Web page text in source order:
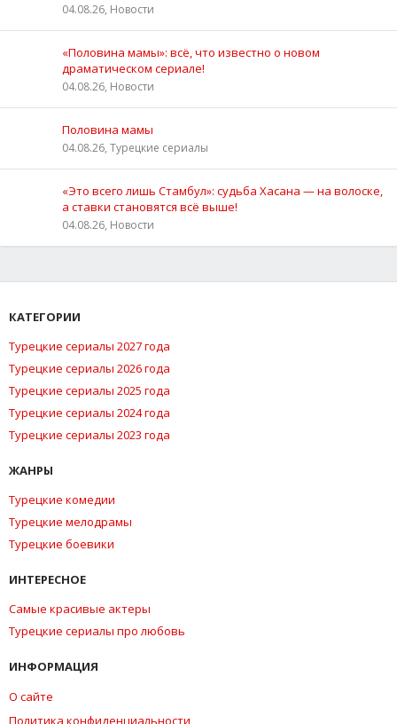
04.08.26, Новости
«Половина мамы»: всё, что известно о новом
драматическом сериале!
04.08.26, Новости
Половина мамы
04.08.26, Турецкие сериалы
«Это всего лишь Стамбул»: судьба Хасана — на волоске,
а ставки становятся всё выше!
04.08.26, Новости
КАТЕГОРИИ
Турецкие сериалы 2027 года
Турецкие сериалы 2026 года
Турецкие сериалы 2025 года
Турецкие сериалы 2024 года
Турецкие сериалы 2023 года
ЖАНРЫ
Турецкие комедии
Турецкие мелодрамы
Турецкие боевики
ИНТЕРЕСНОЕ
Самые красивые актеры
Турецкие сериалы про любовь
ИНФОРМАЦИЯ
О сайте
Политика конфиденциальности